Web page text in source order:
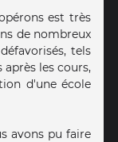
est très
de nombreux
tels
les cours,
d'une école
avons pu faire